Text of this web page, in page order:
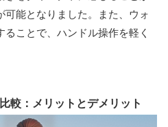
可能となりました。また、ウォ
ことで、ハンドル操作を軽く
較：メリットとデメリット